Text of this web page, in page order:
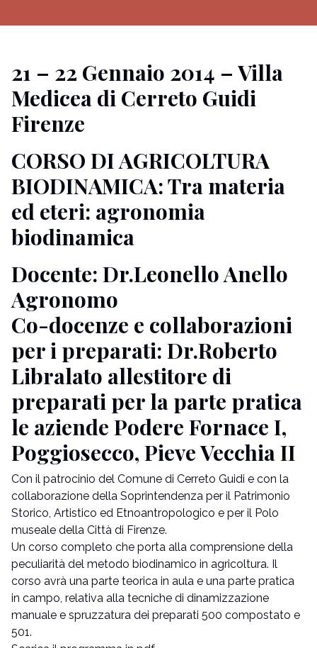
21 – 22 Gennaio 2014 – Villa
Medicea di Cerreto Guidi
Firenze
CORSO DI AGRICOLTURA
BIODINAMICA: Tra materia
ed eteri: agronomia
biodinamica
Docente: Dr.Leonello Anello
Agronomo
Co-docenze e collaborazioni
per i preparati: Dr.Roberto
Libralato allestitore di
preparati per la parte pratica
le aziende Podere Fornace I,
Poggiosecco, Pieve Vecchia II
Con il patrocinio del Comune di Cerreto Guidi e con la
collaborazione della Soprintendenza per il Patrimonio
Storico, Artistico ed Etnoantropologico e per il Polo
museale della Città di Firenze.
Un corso completo che porta alla comprensione della
peculiarità del metodo biodinamico in agricoltura. Il
corso avrà una parte teorica in aula e una parte pratica
in campo, relativa alla tecniche di dinamizzazione
manuale e spruzzatura dei preparati 500 compostato e
501.